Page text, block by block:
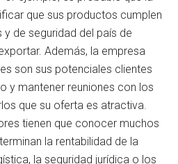
que sus productos cumplen
de seguridad del país de
Además, la empresa
son sus potenciales clientes
y mantener reuniones con los
que su oferta es atractiva.
tienen que conocer muchos
la rentabilidad de la
la seguridad jurídica o los